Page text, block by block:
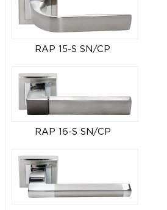
RAP 15-S SN/CP
RAP 16-S SN/CP